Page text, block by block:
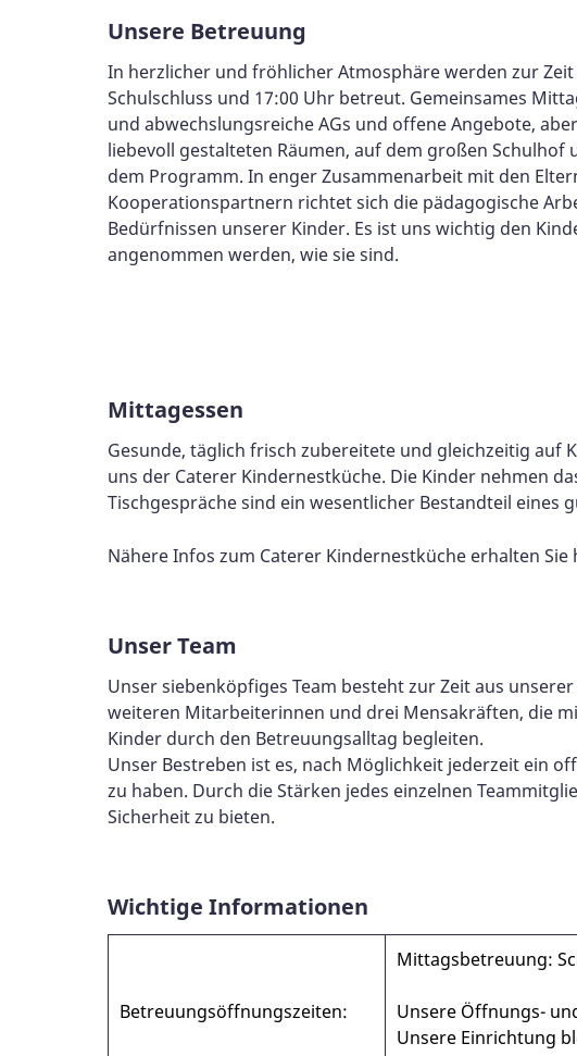
Unsere Betreuung
In herzlicher und fröhlicher Atmosphäre werden zur
Schulschluss und 17:00 Uhr betreut. Gemeinsames
und abwechslungsreiche AGs und offene Angebote,
liebevoll gestalteten Räumen, auf dem großen
dem Programm. In enger Zusammenarbeit mit den
Kooperationspartnern richtet sich die pädagogische
Bedürfnissen unserer Kinder. Es ist uns wichtig den
angenommen werden, wie sie sind.
Mittagessen
Gesunde, täglich frisch zubereitete und gleichzeitig auf
uns der Caterer Kindernestküche. Die Kinder nehmen
Tischgespräche sind ein wesentlicher Bestandteil eines
Nähere Infos zum Caterer Kindernestküche erhalten Sie
Unser Team
Unser siebenköpfiges Team besteht zur Zeit aus
weiteren Mitarbeiterinnen und drei Mensakräften, die
Kinder durch den Betreuungsalltag begleiten.
Unser Bestreben ist es, nach Möglichkeit jederzeit ein
zu haben. Durch die Stärken jedes einzelnen
Sicherheit zu bieten.
Wichtige Informationen
Betreuungsöffnungszeiten:
Mittagsbetreuung:
Unsere Öffnungs-
Unsere Einrichtung